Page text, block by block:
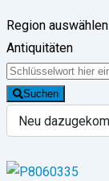
Region auswählen
Antiquitäten
Suchen